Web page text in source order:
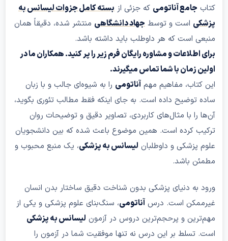
کتابجامع آناتومیکه جزئی ازبسته کامل جزوات لیسانس به
پزشکیاست و توسطجهاد دانشگاهیمنتشر شده، دقیقاً همان
منبعی است که هر داوطلب باید داشته باشد.
برای اطلاعات و مشاوره رایگان فرم زیر را پر کنید. همکاران ما در
اولین زمان با شما تماس میگیرند.
این کتاب، مفاهیم مهمآناتومیرا به شیوه‌ای جالب و با زبان
ساده توضیح داده است. به جای اینکه فقط مطالب تئوری بگوید،
آن‌ها را با مثال‌های کاربردی، تصاویر دقیق و توضیحات روان
ترکیب کرده است. همین موضوع باعث شده که بین دانشجویان
علوم پزشکی و داوطلبانلیسانس به پزشکی، یک منبع محبوب و
مطمئن باشد.
ورود به دنیای پزشکی بدون شناخت دقیق ساختار بدن انسان
غیرممکن است. درسآناتومی، سنگ‌بنای علوم پزشکی و یکی از
مهم‌ترین و پرحجم‌ترین دروس در آزمونلیسانس به پزشکی
است. تسلط بر این درس نه تنها موفقیت شما در آزمون را